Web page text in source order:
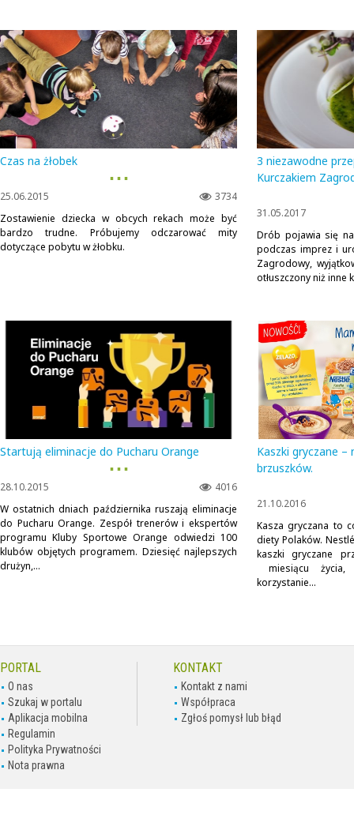
Czas na żłobek
▪ ▪ ▪
3734
25.06.2015
Zostawienie dziecka w obcych rekach może być
bardzo trudne. Próbujemy odczarować mity
dotyczące pobytu w żłobku.
3 niezawodne
Kurczakiem
31.05.2017
Drób pojawia się
podczas imprez i
Zagrodowy,
otłuszczony niż inne
Startują eliminacje do Pucharu Orange
▪ ▪ ▪
4016
28.10.2015
W ostatnich dniach października ruszają eliminacje
do Pucharu Orange. Zespół trenerów i ekspertów
programu Kluby Sportowe Orange odwiedzi 100
klubów objętych programem. Dziesięć najlepszych
drużyn,...
Kaszki gryczane –
brzuszków.
21.10.2016
Kasza gryczana to
diety Polaków.
kaszki gryczane
miesiącu
korzystanie...
PORTAL
O nas
Szukaj w portalu
Aplikacja mobilna
Regulamin
Polityka Prywatności
Nota prawna
KONTAKT
Kontakt z nami
Współpraca
Zgłoś pomysł lub błąd